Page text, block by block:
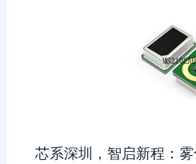
芯系深圳，智启新程：